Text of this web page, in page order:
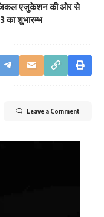
एजुकेशन की ओर से
का शुभारम्भ
Leave a Comment